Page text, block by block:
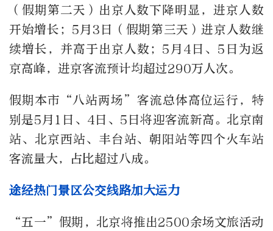
（假期第二天）出京人数下降明显，进京人数
开始增长；5月3日（假期第三天）进京人数继
续增长，并高于出京人数；5月4日、5日为返
京高峰，进京客流预计均超过290万人次。
假期本市“八站两场”客流总体高位运行，特
别是5月1日、4日、5日将迎客流新高。北京南
站、北京西站、丰台站、朝阳站等四个火车站
客流量大，占比超过八成。
途经热门景区公交线路加大运力
“五一”假期，北京将推出2500余场文旅活动